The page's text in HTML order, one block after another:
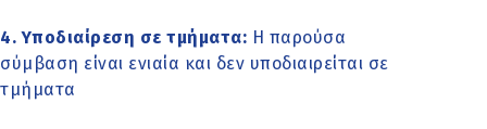
4. Υποδιαίρεση σε τμήματα: Η παρούσα
σύμβαση είναι ενιαία και δεν υποδιαιρείται σε
τμήματα